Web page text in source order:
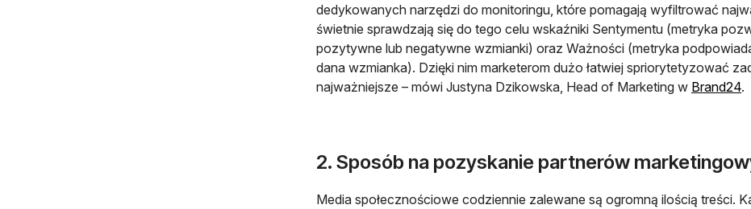
dedykowanych narzędzi do monitoringu, które pomagają wyfiltrować
świetnie sprawdzają się do tego celu wskaźniki Sentymentu (metryka
pozytywne lub negatywne wzmianki) oraz Ważności (metryka
dana wzmianka). Dzięki nim marketerom dużo łatwiej spriorytetyzować
najważniejsze – mówi Justyna Dzikowska, Head of Marketing w Brand24.
2. Sposób na pozyskanie partnerów
Media społecznościowe codziennie zalewane są ogromną ilością treści.